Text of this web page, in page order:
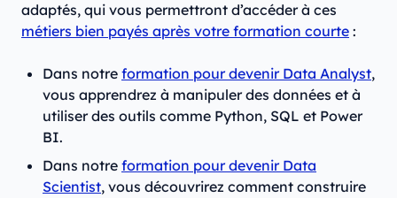
adaptés, qui vous permettront d’accéder à ces
métiers bien payés après votre formation courte :
Dans notre formation pour devenir Data Analyst,
vous apprendrez à manipuler des données et à
utiliser des outils comme Python, SQL et Power
BI.
Dans notre formation pour devenir Data
Scientist, vous découvrirez comment construire